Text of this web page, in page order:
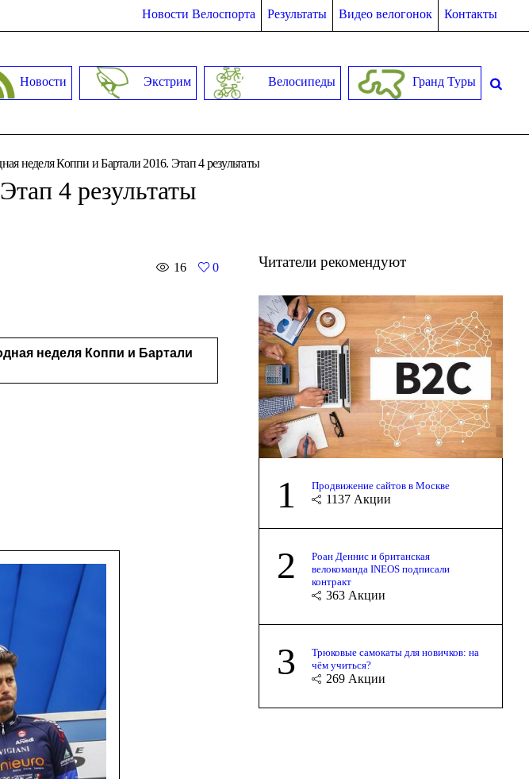
Новости Велоспорта Результаты Видео велогонок Контакты
Новости Экстрим Велосипеды Гранд Туры
неделя Коппи и Бартали 2016. Этап 4 результаты
4 результаты
16 0
неделя Коппи и Бартали
Читатели рекомендуют
1 Продвижение сайтов в Москве
1137 Акции
2
Роан Деннис и британская
велокоманда INEOS подписали
контракт
363 Акции
3
Трюковые самокаты для новичков: на
чём учиться?
269 Акции